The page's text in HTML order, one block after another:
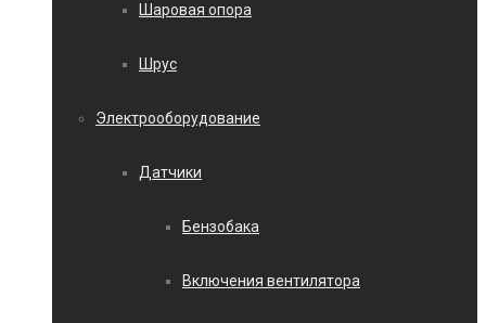
Шаровая опора
Шрус
Электрооборудование
Датчики
Бензобака
Включения вентилятора